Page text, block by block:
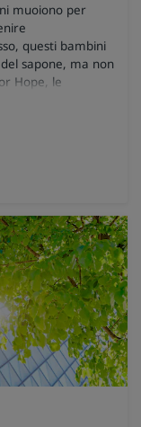
muoiono per
questi bambini
sapone, ma non
Hope, le
livello locale
che non
l’insorgenza di